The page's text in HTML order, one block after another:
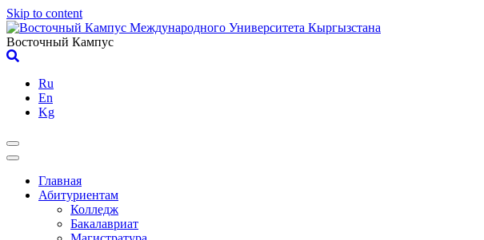
Skip to content
Восточный Кампус
Ru
En
Kg
Главная
Абитуриентам
Колледж
Бакалавриат